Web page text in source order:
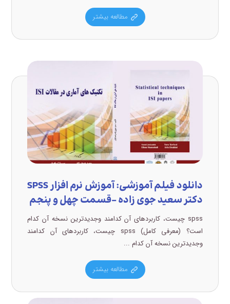
مطالعه بیشتر
دانلود فیلم آموزشی: آموزش نرم افزار SPSS
دکتر سعید جوی زاده –قسمت چهل و پنجم
spss چیست، کاربردهای آن کدامند وجدیدترین نسخه آن کدام
است؟ (معرفی کامل) spss چیست، کاربردهای آن کدامند
وجدیدترین نسخه آن کدام ...
مطالعه بیشتر